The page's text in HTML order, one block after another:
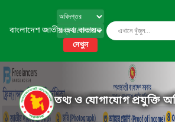
বাংলাদেশ জাতীয় তথ্য বাতায়ন
দেখুন
তথ্য ও যোগাযোগ প্রযুক্তি